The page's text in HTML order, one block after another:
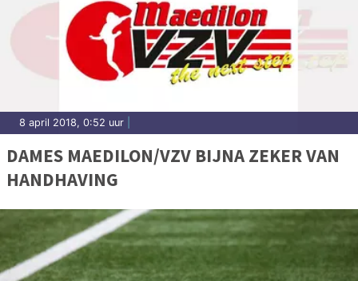
8 april 2018, 0:52 uur
DAMES MAEDILON/VZV BIJNA ZEKER VAN
HANDHAVING